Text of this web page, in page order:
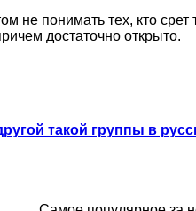
не понимать тех, кто
достаточно открыто.
такой группы в